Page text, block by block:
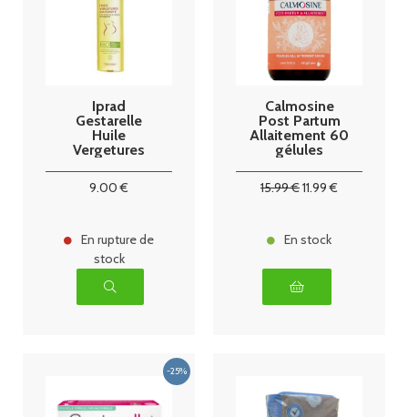
Iprad
Gestarelle
Huile
Vergetures
100 ml
9.00 €
En rupture de
stock
Calmosine
Post Partum
Allaitement 60
gélules
15.99€11.99 €
En stock